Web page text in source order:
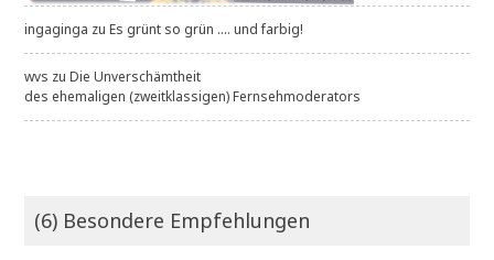
ingaginga zuEs grünt so grün .... und farbig!
wvs zuDie Unverschämtheit
des ehemaligen (zweitklassigen) Fernsehmoderators
(6) Besondere Empfehlungen